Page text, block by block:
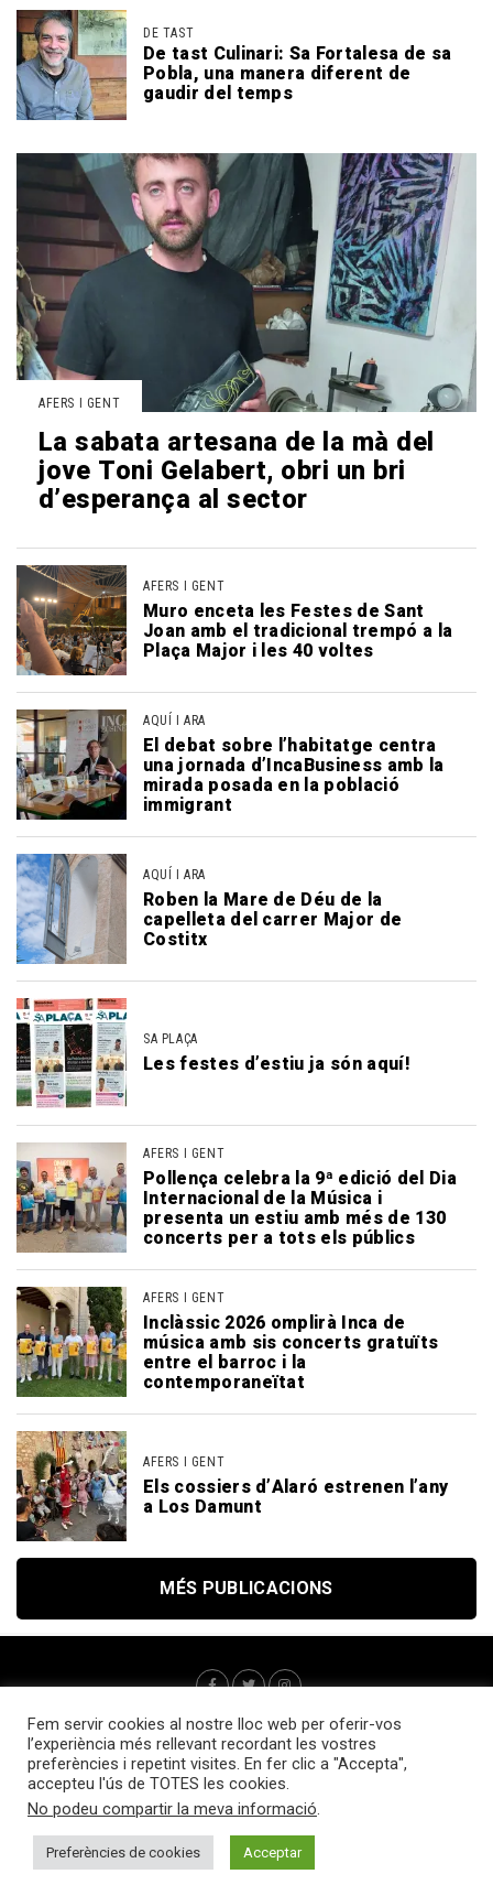
DE TAST
De tast Culinari: Sa Fortalesa de sa
Pobla, una manera diferent de
gaudir del temps
AFERS I GENT
La sabata artesana de la mà del
jove Toni Gelabert, obri un bri
d’esperança al sector
AFERS I GENT
Muro enceta les Festes de Sant
Joan amb el tradicional trempó a la
Plaça Major i les 40 voltes
AQUÍ I ARA
El debat sobre l’habitatge centra
una jornada d’IncaBusiness amb la
mirada posada en la població
immigrant
AQUÍ I ARA
Roben la Mare de Déu de la
capelleta del carrer Major de
Costitx
SA PLAÇA
Les festes d’estiu ja són aquí!
AFERS I GENT
Pollença celebra la 9ª edició del Dia
Internacional de la Música i
presenta un estiu amb més de 130
concerts per a tots els públics
AFERS I GENT
Inclàssic 2026 omplirà Inca de
música amb sis concerts gratuïts
entre el barroc i la
contemporaneïtat
AFERS I GENT
Els cossiers d’Alaró estrenen l’any
a Los Damunt
MÉS PUBLICACIONS
Qui som? Webs d’interès
Tots els drets reservats © 2025 Sa Plaça
Fem servir cookies al nostre lloc web per oferir-vos
l’experiència més rellevant recordant les vostres
preferències i repetint visites. En fer clic a "Accepta",
accepteu l'ús de TOTES les cookies.
No podeu compartir la meva informació.
Preferències de cookies Acceptar